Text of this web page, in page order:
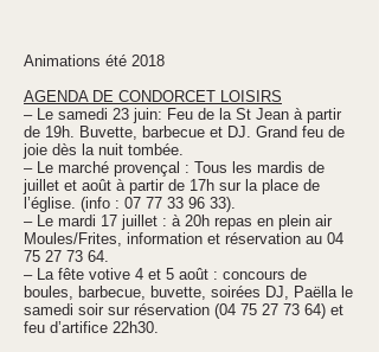
Animations été 2018
AGENDA DE CONDORCET LOISIRS
– Le samedi 23 juin: Feu de la St Jean à partir
de 19h. Buvette, barbecue et DJ. Grand feu de
joie dès la nuit tombée.
– Le marché provençal : Tous les mardis de
juillet et août à partir de 17h sur la place de
l’église. (info : 07 77 33 96 33).
– Le mardi 17 juillet : à 20h repas en plein air
Moules/Frites, information et réservation au 04
75 27 73 64.
– La fête votive 4 et 5 août : concours de
boules, barbecue, buvette, soirées DJ, Paëlla le
samedi soir sur réservation (04 75 27 73 64) et
feu d’artifice 22h30.